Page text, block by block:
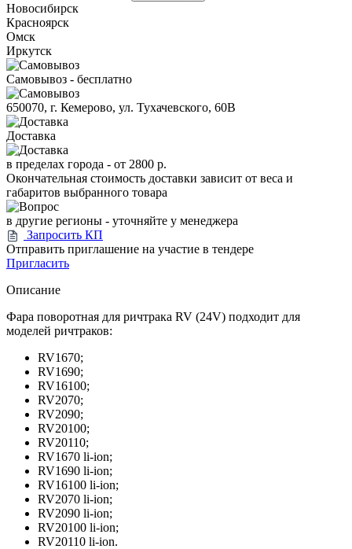
Новосибирск
Красноярск
Омск
Иркутск
Самовывоз - бесплатно
650070, г. Кемерово, ул. Тухачевского, 60В
Доставка
в пределах города - от 2800 р.
Окончательная стоимость доставки зависит от веса и
габаритов выбранного товара
в другие регионы - уточняйте у менеджера
Запросить КП
Отправить приглашение на участие в тендере
Пригласить
Описание
Фара поворотная для ричтрака RV (24V) подходит для
моделей ричтраков:
RV1670;
RV1690;
RV16100;
RV2070;
RV2090;
RV20100;
RV20110;
RV1670 li-ion;
RV1690 li-ion;
RV16100 li-ion;
RV2070 li-ion;
RV2090 li-ion;
RV20100 li-ion;
RV20110 li-ion.